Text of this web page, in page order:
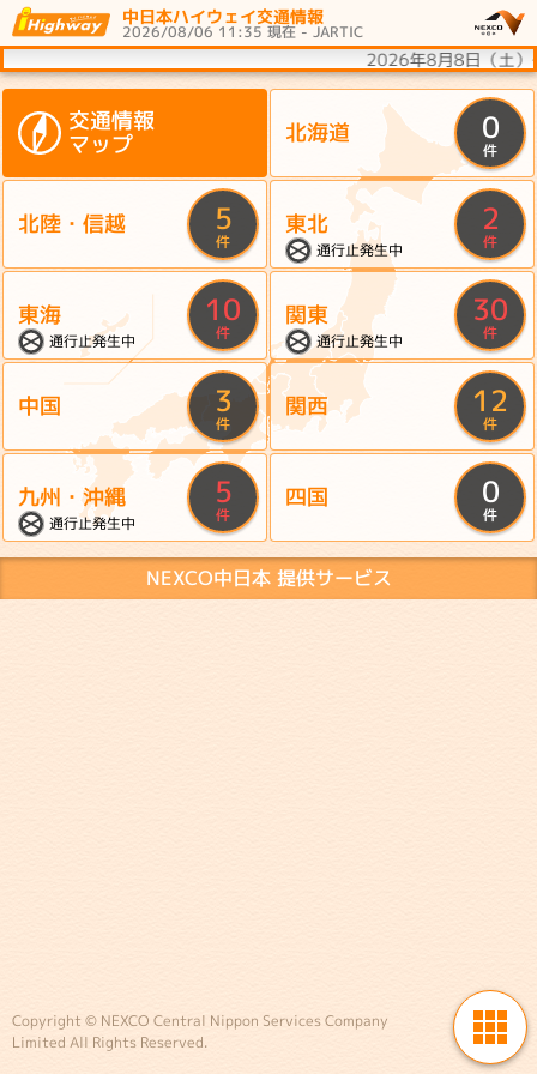
中日本ハイウェイ交通情報
2026/08/06 11:35 現在 - JARTIC
2026年8月8日（土）
交通情報
マップ
北海道 0
件
北陸・信越 5
件
東北 2
件
通行止発生中
東海 10
件
通行止発生中
関東 30
件
通行止発生中
中国 3
件
関西 12
件
九州・沖縄 5
件
通行止発生中
四国 0
件
NEXCO中日本 提供サービス
Copyright © NEXCO Central Nippon Services Company
Limited All Rights Reserved.